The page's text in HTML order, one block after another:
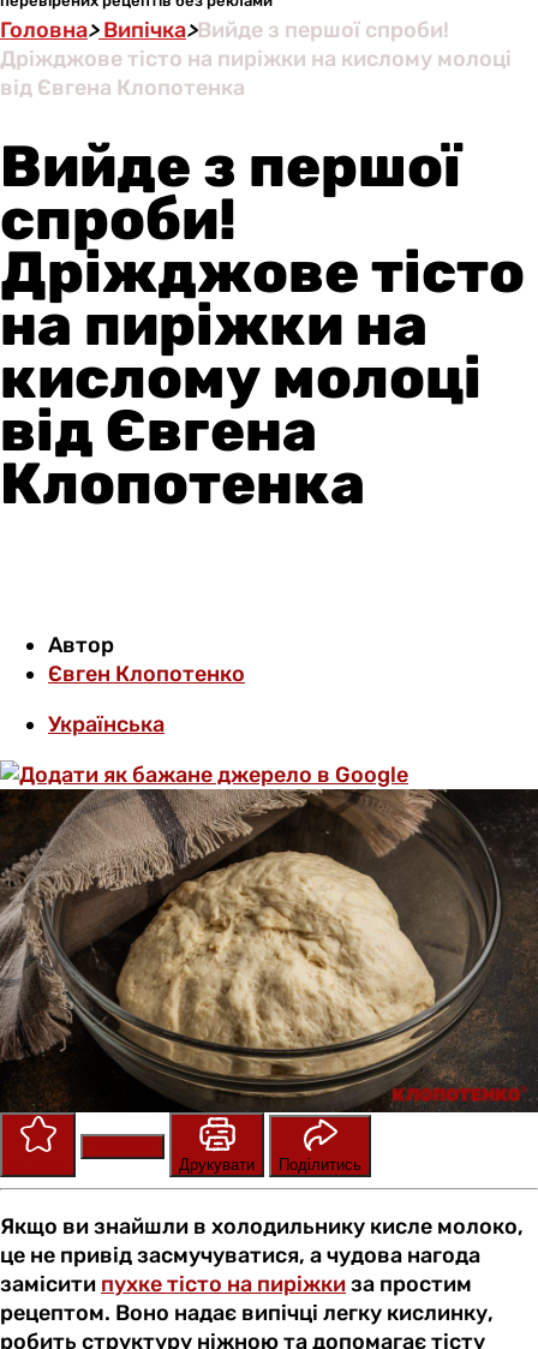
Головна>Випічка>Вийде з першої спроби!
Дріжджове тісто на пиріжки на кислому молоці
від Євгена Клопотенка
Вийде з першої
спроби!
Дріжджове тісто
на пиріжки на
кислому молоці
від Євгена
Клопотенка
Автор
Євген Клопотенко
Українська
Друкувати
Поділитись
Якщо ви знайшли в холодильнику кисле молоко,
це не привід засмучуватися, а чудова нагода
замісити пухке тісто на пиріжкиза простим
рецептом. Воно надає випічці легку кислинку,
робить структуру ніжною та допомагає тісту